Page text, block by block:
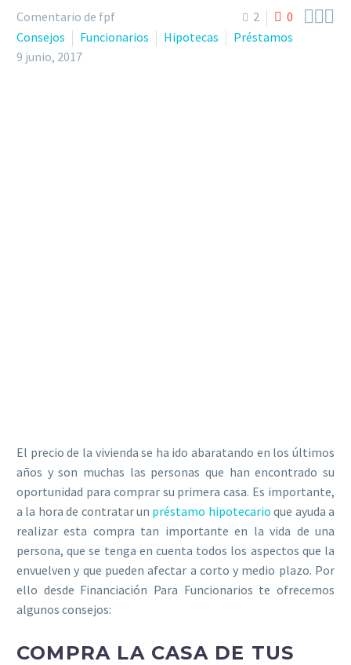
2 0 
Comentario de fpf
Consejos
Funcionarios Hipotecas
Préstamos
9 junio, 2017
El precio de la vivienda se ha ido abaratando en los últimos
años y son muchas las personas que han encontrado su
oportunidad para comprar su primera casa. Es importante,
a la hora de contratar un préstamo hipotecario que ayuda a
realizar esta compra tan importante en la vida de una
persona, que se tenga en cuenta todos los aspectos que la
envuelven y que pueden afectar a corto y medio plazo. Por
ello desde Financiación Para Funcionarios te ofrecemos
algunos consejos:
COMPRA LA CASA DE TUS